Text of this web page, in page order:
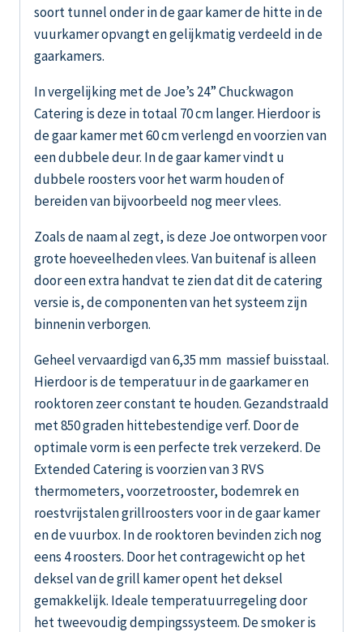
soort tunnel onder in de gaar kamer de hitte in de
vuurkamer opvangt en gelijkmatig verdeeld in de
gaarkamers.
In vergelijking met de Joe’s 24” Chuckwagon
Catering is deze in totaal 70 cm langer. Hierdoor is
de gaar kamer met 60 cm verlengd en voorzien van
een dubbele deur. In de gaar kamer vindt u
dubbele roosters voor het warm houden of
bereiden van bijvoorbeeld nog meer vlees.
Zoals de naam al zegt, is deze Joe ontworpen voor
grote hoeveelheden vlees. Van buitenaf is alleen
door een extra handvat te zien dat dit de catering
versie is, de componenten van het systeem zijn
binnenin verborgen.
Geheel vervaardigd van 6,35 mm massief buisstaal.
Hierdoor is de temperatuur in de gaarkamer en
rooktoren zeer constant te houden. Gezandstraald
met 850 graden hittebestendige verf. Door de
optimale vorm is een perfecte trek verzekerd. De
Extended Catering is voorzien van 3 RVS
thermometers, voorzetrooster, bodemrek en
roestvrijstalen grillroosters voor in de gaar kamer
en de vuurbox. In de rooktoren bevinden zich nog
eens 4 roosters. Door het contragewicht op het
deksel van de grill kamer opent het deksel
gemakkelijk. Ideale temperatuurregeling door
het tweevoudig dempingssysteem. De smoker is